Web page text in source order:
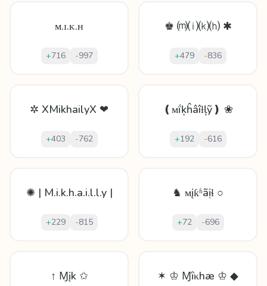
ᴍ.ɪ.ᴋ.ʜ
+716 -997
♚ ⒨⒤⒦⒣ ✱
+479 -836
✲ XMikhailyX ❤
+403 -762
❪ᴍḯķĥâîƚļỹ❫ ❀
+192 -616
✺ | M.i.k.h.a.i.l.l.y |
+229 -815
♞ ᴍįƙʱãịɬ ○
+72 -696
↑ Ɱįk ✩ ✶ ♔ Ɱȋκhæ ♔ ◆